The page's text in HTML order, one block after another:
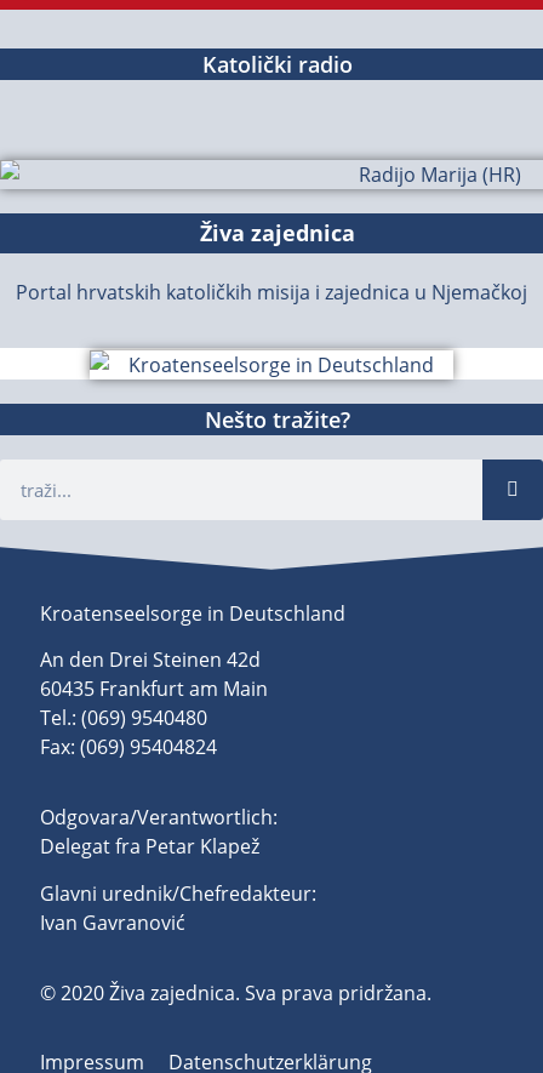
Katolički radio
Živa zajednica
Portal hrvatskih katoličkih misija i zajednica u Njemačkoj
Nešto tražite?
Kroatenseelsorge in Deutschland
An den Drei Steinen 42d
60435 Frankfurt am Main
Tel.: (069) 9540480
Fax: (069) 95404824
Odgovara/Verantwortlich:
Delegat fra Petar Klapež
Glavni urednik/Chefredakteur:
Ivan Gavranović
© 2020 Živa zajednica. Sva prava pridržana.
Impressum
Datenschutzerklärung